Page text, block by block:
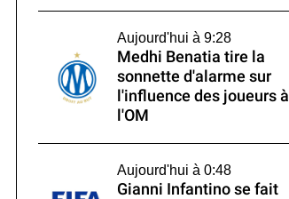
Aujourd'hui à 9:28
Medhi Benatia tire la
sonnette d'alarme sur
l'influence des joueurs à
l'OM
Aujourd'hui à 0:48
Gianni Infantino se fait